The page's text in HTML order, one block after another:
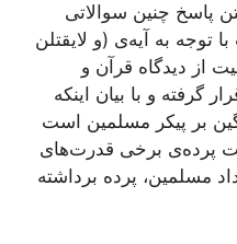
پاسخ چنین سوالاتی
توجه به آیه‌ی (و لایقتلن
از دیدگاه قرآن و
گرفته و با بیان اینکه
بر پیکر مسلمین است
پرده‌ی برخی قدرت‌های
مسلمین، پرده برداشته‌